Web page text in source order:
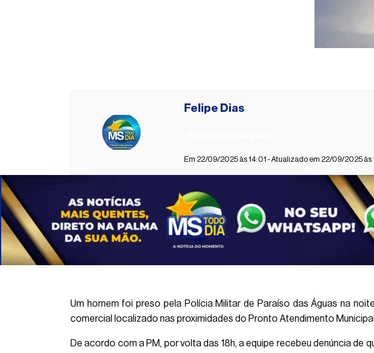
Felipe Dias
Em 22/09/2025 às 14:01 - Atualizado em 22/09/2025 às
Um homem foi preso pela Polícia Militar de Paraíso das Águas na
comercial localizado nas proximidades do Pronto Atendimento
De acordo com a PM, por volta das 18h, a equipe recebeu denúncia